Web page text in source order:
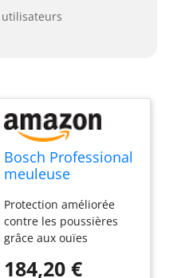
Bosch Professional
meuleuse
125 S (avec
poignée auxiliaire,
capot de
protection, capot
de protection pour
Protection améliorée
contre les poussières
grâce aux ouïes
l’arrière de l’outil pour
184,20 €